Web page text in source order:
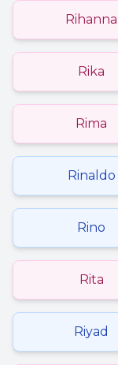
Rihanna
Rika
Rima
Rinaldo
Rino
Rita
Riyad